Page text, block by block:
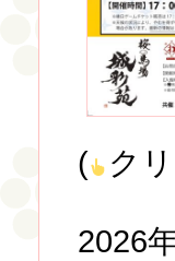
( ク
2026